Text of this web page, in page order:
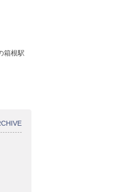
箱根駅